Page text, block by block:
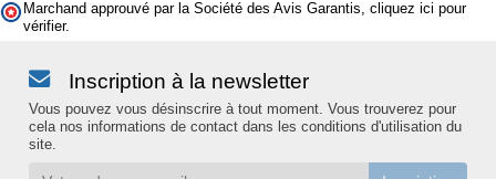
Marchand approuvé par la Société des Avis Garantis, cliquez ici pour
vérifier.
Inscription à la newsletter
Vous pouvez vous désinscrire à tout moment. Vous trouverez pour
cela nos informations de contact dans les conditions d'utilisation du
site.